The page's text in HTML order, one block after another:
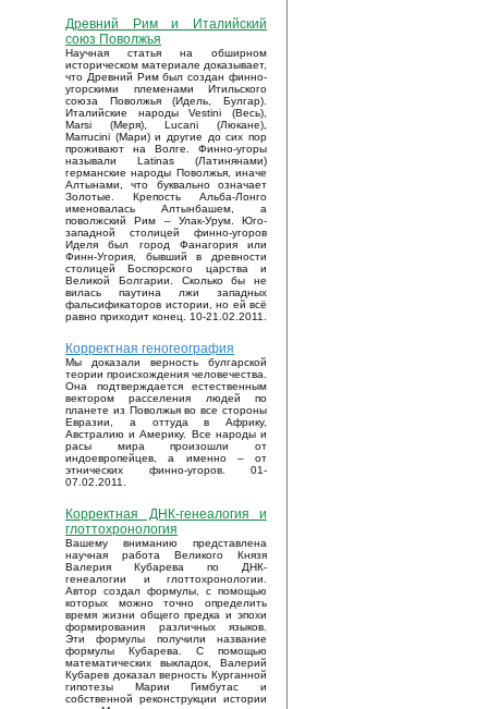
Древний Рим и Италийский
союз Поволжья
Научная статья на обширном
историческом материале доказывает,
что Древний Рим был создан финно-
угорскими племенами Итильского
союза Поволжья (Идель, Булгар).
Италийские народы Vestini (Весь),
Marsi (Меря), Lucani (Люкане),
Marrucini (Мари) и другие до сих пор
проживают на Волге. Финно-угоры
называли Latinas (Латинянами)
германские народы Поволжья, иначе
Алтынами, что буквально означает
Золотые. Крепость Альба-Лонго
именовалась Алтынбашем, а
поволжский Рим – Улак-Урум. Юго-
западной столицей финно-угоров
Иделя был город Фанагория или
Финн-Угория, бывший в древности
столицей Боспорского царства и
Великой Болгарии. Сколько бы не
вилась паутина лжи западных
фальсификаторов истории, но ей всё
равно приходит конец. 10-21.02.2011.
Корректная геногеография
Мы доказали верность булгарской
теории происхождения человечества.
Она подтверждается естественным
вектором расселения людей по
планете из Поволжья во все стороны
Евразии, а оттуда в Африку,
Австралию и Америку. Все народы и
расы мира произошли от
индоевропейцев, а именно – от
этнических финно-угоров. 01-
07.02.2011.
Корректная ДНК-генеалогия и
глоттохронология
Вашему вниманию представлена
научная работа Великого Князя
Валерия Кубарева по ДНК-
генеалогии и глоттохронологии.
Автор создал формулы, с помощью
которых можно точно определить
время жизни общего предка и эпохи
формирования различных языков.
Эти формулы получили название
формулы Кубарева. С помощью
математических выкладок, Валерий
Кубарев доказал верность Курганной
гипотезы Марии Гимбутас и
собственной реконструкции истории